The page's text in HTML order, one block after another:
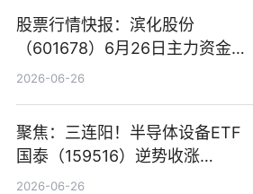
股票行情快报：滨化股份
（601678）6月26日主力资金净
卖出5964.34万元
2026-06-26
聚焦：三连阳！半导体设备ETF
国泰（159516）逆势收涨
3.5%，近10日累计净流入超65
2026-06-26